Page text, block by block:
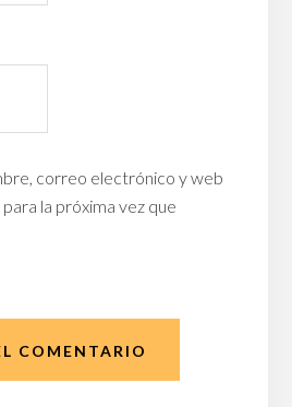
correo electrónico y web
la próxima vez que